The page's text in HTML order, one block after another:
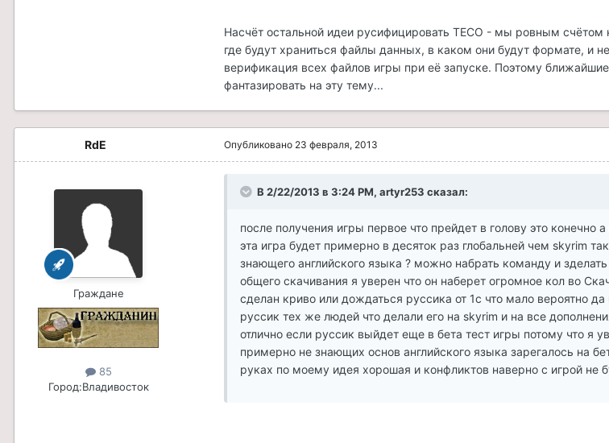
Насчёт остальной идеи русифицировать ТЕСО - мы ровным счётом
где будут храниться файлы данных, в каком они будут формате, и
верификация всех файлов игры при её запуске. Поэтому
фантазировать на эту тему...
RdE
Граждане
85
Город:Владивосток
Опубликовано 23 февраля, 2013
В 2/22/2013 в 3:24 PM, artyr253 сказал:
после получения игры первое что прейдет в голову это конечно
эта игра будет примерно в десяток раз глобальней чем skyrim
знающего английского языка ? можно набрать команду и
общего скачивания я уверен что он наберет огромное кол во
сделан криво или дождаться руссика от 1с что мало вероятно
руссик тех же людей что делали его на skyrim и на все
отлично если руссик выйдет еще в бета тест игры потому что я
примерно не знающих основ английского языка зарегалось на
руках по моему идея хорошая и конфликтов наверно с игрой не